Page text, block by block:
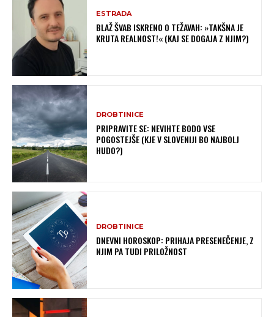
ESTRADA
BLAŽ ŠVAB ISKRENO O TEŽAVAH: »TAKŠNA JE
KRUTA REALNOST!« (KAJ SE DOGAJA Z NJIM?)
DROBTINICE
PRIPRAVITE SE: NEVIHTE BODO VSE
POGOSTEJŠE (KJE V SLOVENIJI BO NAJBOLJ
HUDO?)
DROBTINICE
DNEVNI HOROSKOP: PRIHAJA PRESENEČENJE, Z
NJIM PA TUDI PRILOŽNOST